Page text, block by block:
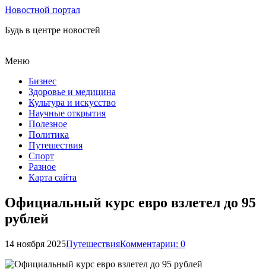
Новостной портал
Будь в центре новостей
Меню
Бизнес
Здоровье и медицина
Культура и искусство
Научные открытия
Полезное
Политика
Путешествия
Спорт
Разное
Карта сайта
Официальный курс евро взлетел до 95
рублей
14 ноября 2025ПутешествияКомментарии: 0